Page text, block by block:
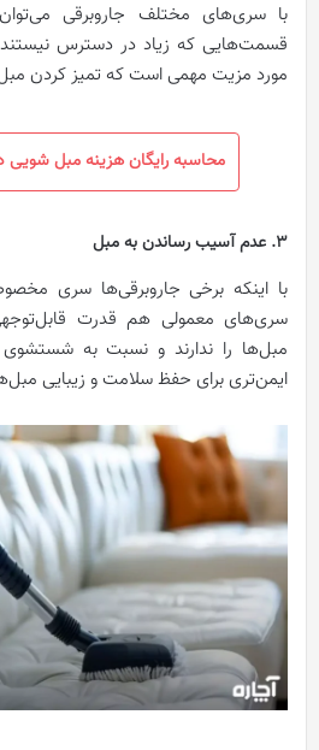
با سری‌های مختلف جاروبرقی
قسمت‌هایی که زیاد در دسترس نیستند
مورد مزیت مهمی است که تمیز کردن
محاسبه رایگان هزینه مبل شویی
3. عدم آسیب رساندن به مبل
با اینکه برخی جاروبرقی‌ها سری
سری‌های معمولی هم قدرت
مبل‌ها را ندارند و نسبت به
ایمن‌تری برای حفظ سلامت و زیبایی